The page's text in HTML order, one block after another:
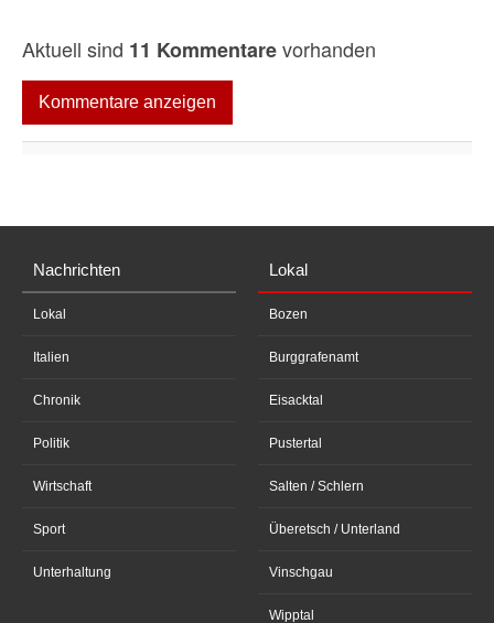
Aktuell sind 11 Kommentarevorhanden
Kommentare anzeigen
Nachrichten
Lokal
Italien
Chronik
Politik
Wirtschaft
Sport
Unterhaltung
Lokal
Bozen
Burggrafenamt
Eisacktal
Pustertal
Salten / Schlern
Überetsch / Unterland
Vinschgau
Wipptal